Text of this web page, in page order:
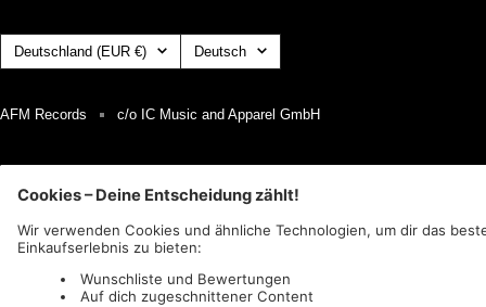
Land/Region Deutschland (EUR €) Sprache
Deutsch
AFM Records c/o IC Music and Apparel GmbH